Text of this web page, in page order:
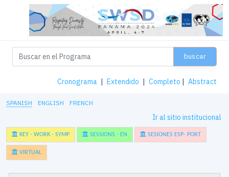
buscar
Cronograma | Extendido | Completo | Abstract
SPANISH ENGLISH FRENCH
Ir al sitio institucional
KEY - WORK - SYMP SESSIONS - EN SESIONES ESP- PORT
VIRTUAL